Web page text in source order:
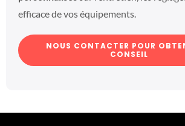
efficace de vos équipements.
NOUS CONTACTER POUR
CONSEIL